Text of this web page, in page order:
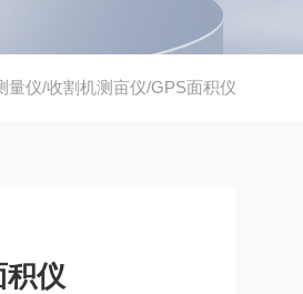
量仪/收割机测亩仪/GPS面积仪
仪